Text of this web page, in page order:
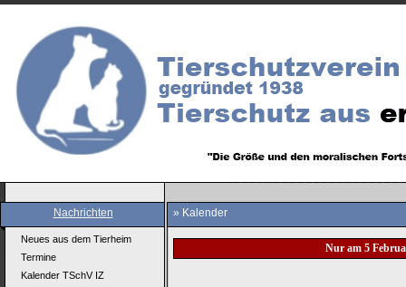
Nachrichten
Neues aus dem Tierheim
Termine
Kalender TSchV IZ
» Kalender
Nur am 5